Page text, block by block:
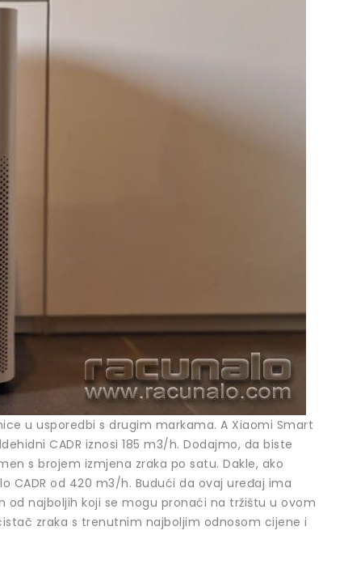
u usporedbi s drugim markama. A Xiaomi Smart
CADR iznosi 185 m3/h. Dodajmo, da biste
s brojem izmjena zraka po satu. Dakle, ako
CADR od 420 m3/h. Budući da ovaj uređaj ima
od najboljih koji se mogu pronaći na tržištu u ovom
zraka s trenutnim najboljim odnosom cijene i